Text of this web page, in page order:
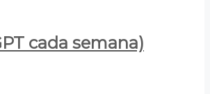
cada semana)